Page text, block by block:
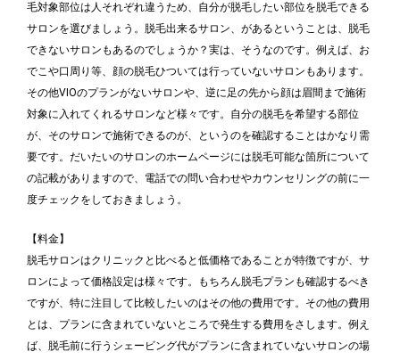
毛対象部位は人それぞれ違うため、自分が脱毛したい部位を脱毛できる
サロンを選びましょう。脱毛出来るサロン、があるということは、脱毛
できないサロンもあるのでしょうか？実は、そうなのです。例えば、お
でこや口周り等、顔の脱毛ひついては行っていないサロンもあります。
その他VIOのプランがないサロンや、逆に足の先から顔は眉間まで施術
対象に入れてくれるサロンなど様々です。自分の脱毛を希望する部位
が、そのサロンで施術できるのが、というのを確認することはかなり需
要です。だいたいのサロンのホームページには脱毛可能な箇所について
の記載がありますので、電話での問い合わせやカウンセリングの前に一
度チェックをしておきましょう。
【料金】
脱毛サロンはクリニックと比べると低価格であることが特徴ですが、サ
ロンによって価格設定は様々です。もちろん脱毛プランも確認するべき
ですが、特に注目して比較したいのはその他の費用です。その他の費用
とは、プランに含まれていないところで発生する費用をさします。例え
ば、脱毛前に行うシェービング代がプランに含まれていないサロンの場